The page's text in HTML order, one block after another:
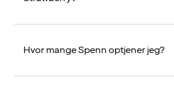
Hvor mange Spenn optjener jeg?